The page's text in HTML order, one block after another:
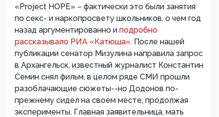
«Project HOPE» – фактически это были занятия
по секс- и наркопросвету школьников, о чем год
назад аргументированно и подробно
рассказывало РИА «Катюша». После нашей
публикации сенатор Мизулина направила запрос
в Архангельск, известный журналист Константин
Семин снял фильм, в целом ряде СМИ прошли
разоблачающие сюжеты--но Додонов по-
прежнему сидел на своем месте, продолжая
эксперименты. Главная заявительница, мать